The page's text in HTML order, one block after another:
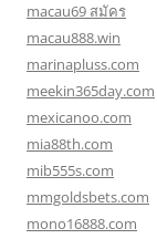
macau69 สมัคร
macau888.win
marinapluss.com
meekin365day.com
mexicanoo.com
mia88th.com
mib555s.com
mmgoldsbets.com
mono16888.com